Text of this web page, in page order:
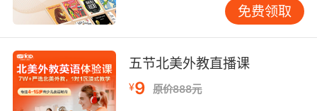
免费领取
五节北美外教直播课
¥9 原价888元